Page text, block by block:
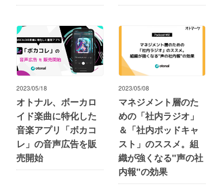
2023/05/18
オトナル、ボーカロ
イド楽曲に特化した
音楽アプリ「ボカコ
レ」の音声広告を販
売開始
2023/05/08
マネジメント層のた
めの「社内ラジオ」
＆「社内ポッドキャ
スト」のススメ。組
織が強くなる"声の社
内報"の効果